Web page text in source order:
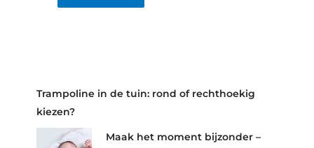
Trampoline in de tuin: rond of rechthoekig
kiezen?
Maak het moment bijzonder –